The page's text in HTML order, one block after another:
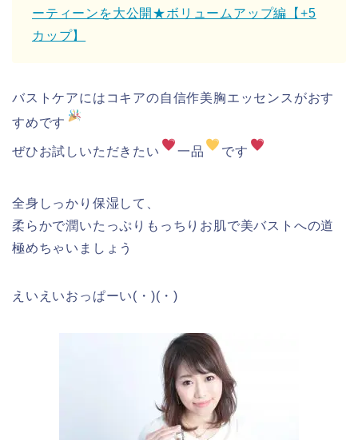
ーティーンを大公開★ボリュームアップ編【+5
カップ】
バストケアにはコキアの自信作美胸エッセンスがおす
すめです
ぜひお試しいただきたい 一品 です
全身しっかり保湿して、
柔らかで潤いたっぷりもっちりお肌で美バストへの道
極めちゃいましょう
えいえいおっぱーい(・)(・)